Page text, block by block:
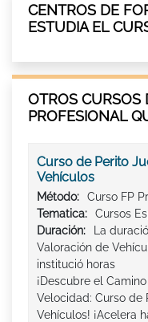
CENTROS DE
ESTUDIA EL
OTROS CURSOS
PROFESIONAL
Curso de Perito
Vehículos
Método:
Curso FP
Tematica:
Cursos
Duración:
La
Valoración de
institució horas
¡Descubre el
Velocidad: Curso de
Vehículos! ¡Acelera